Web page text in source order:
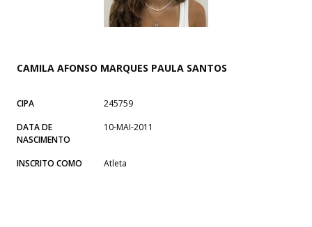
CAMILA AFONSO MARQUES PAULA SANTOS
CIPA
245759
DATA DE
NASCIMENTO
10-MAI-2011
INSCRITO COMO Atleta